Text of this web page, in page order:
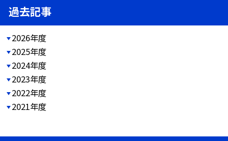
過去記事
2026年度
2025年度
2024年度
2023年度
2022年度
2021年度